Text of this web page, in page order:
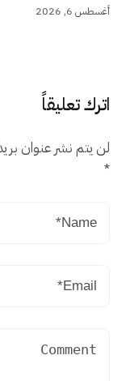
أغسطس 6, 2026
اترك تعليقاً
لن يتم نشر عنوان
*